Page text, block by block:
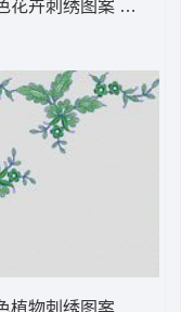
花卉刺绣图案 植物花